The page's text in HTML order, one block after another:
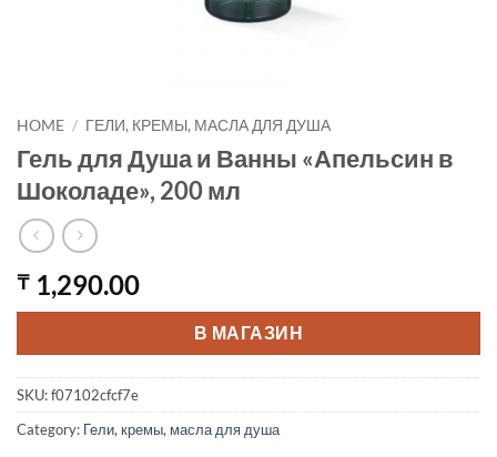
HOME / ГЕЛИ, КРЕМЫ, МАСЛА ДЛЯ ДУША
Гель для Душа и Ванны «Апельсин в
Шоколаде», 200 мл
₸ 1,290.00
В МАГАЗИН
SKU:f07102cfcf7e
Category: Гели, кремы, масла для душа